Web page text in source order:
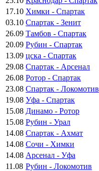
17.10 Химки - Спартак
03.10 Спартак - Зенит
26.09 Тамбов - Спартак
20.09 Рубин - Спартак
13.09 цска - Спартак
29.08 Спартак - Арсенал
26.08 Ротор - Спартак
23.08 Спартак - Локомотив
19.08 Уфа - Спартак
15.08 Динамо - Ротор
15.08 Рубин - Урал
14.08 Спартак - Ахмат
14.08 Сочи - Химки
14.08 Арсенал - Уфа
11.08 Рубин - Локомотив